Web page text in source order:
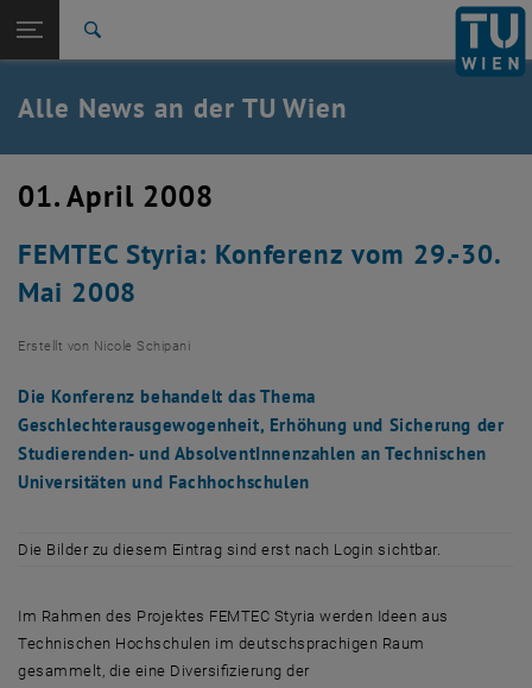
TU Login
Quicklinks
Quicklinks-Menü umschalten
Studium
Karriere
Zurück: Subseiten von TU Wien Startseite auflisten
Zurück zur letzten Ebene:
TU Wien Startseite
Übersicht
Alle News an der TU Wien
01. April 2008
FEMTEC Styria: Konferenz vom 29.-30.
Mai 2008
Erstellt von Nicole Schipani
Die Konferenz behandelt das Thema
Geschlechterausgewogenheit, Erhöhung und Sicherung der
Studierenden- und AbsolventInnenzahlen an Technischen
Universitäten und Fachhochschulen
Die Bilder zu diesem Eintrag sind erst nach Login sichtbar.
Im Rahmen des Projektes FEMTEC Styria werden Ideen aus
Technischen Hochschulen im deutschsprachigen Raum
gesammelt, die eine Diversifizierung der